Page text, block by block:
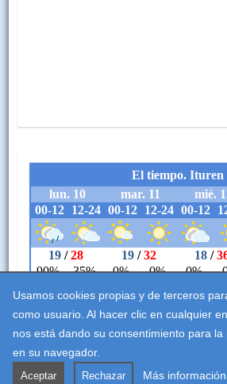
Usamos cookies propias y de terceros
como usuario. Al hacer clic en cualquier
nos está dando su consentimiento para
en su navegador.
Aceptar Rechazar Más información
Accesibilidad